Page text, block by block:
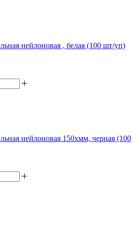
нейлоновая , белая (100 шт/уп)
нейлоновая 150xмм, черная (100